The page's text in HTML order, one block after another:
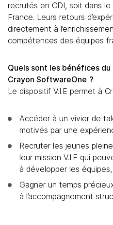
recrutés en CDI, soit dans
France. Leurs retours
directement à
compétences des équipes
Quels sont les bénéfices
Crayon SoftwareOne ?
Le dispositif V.I.E permet à
Accéder à un vivier de
motivés par une
Recruter les jeunes
leur mission V.I.E qui
à développer les équipes,
Gagner un temps
à l’accompagnement